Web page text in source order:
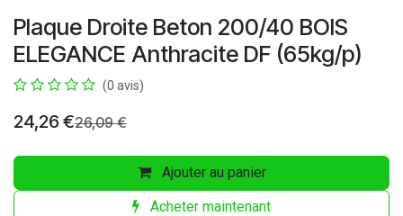
Plaque Droite Beton 200/40 BOIS
ELEGANCE Anthracite DF (65kg/p)
(0 avis)
24,26 €26,09€
Ajouter au panier
Acheter maintenant